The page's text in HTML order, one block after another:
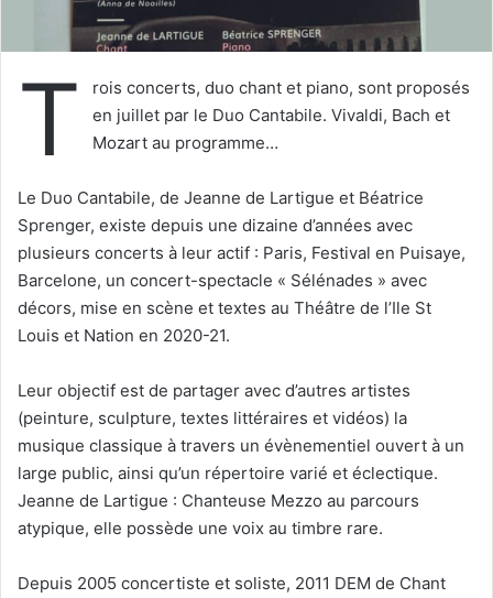
r
i
e
l
T
rois concerts, duo chant et piano, sont proposés
en juillet par le Duo Cantabile. Vivaldi, Bach et
Mozart au programme…
Le Duo Cantabile, de Jeanne de Lartigue et Béatrice
Sprenger, existe depuis une dizaine d’années avec
plusieurs concerts à leur actif : Paris, Festival en Puisaye,
Barcelone, un concert-spectacle « Sélénades » avec
décors, mise en scène et textes au Théâtre de l’Ile St
Louis et Nation en 2020-21.
Leur objectif est de partager avec d’autres artistes
(peinture, sculpture, textes littéraires et vidéos) la
musique classique à travers un évènementiel ouvert à un
large public, ainsi qu’un répertoire varié et éclectique.
Jeanne de Lartigue : Chanteuse Mezzo au parcours
atypique, elle possède une voix au timbre rare.
Depuis 2005 concertiste et soliste, 2011 DEM de Chant